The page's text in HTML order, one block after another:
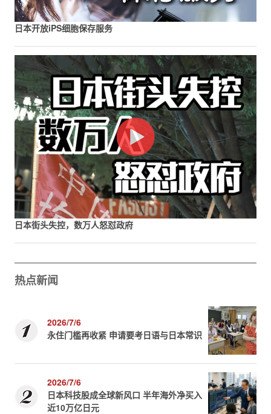
日本开放iPS细胞保存服务
日本街头失控，数万人怒怼政府
热点新闻
2026/7/6
永住门槛再收紧 申请要考日语与日本常识
2026/7/6
日本科技股成全球新风口 半年海外净买入
近10万亿日元